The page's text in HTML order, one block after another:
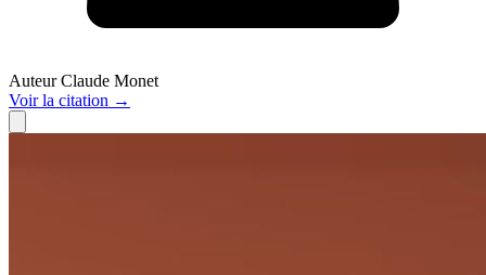
Auteur Claude Monet
Voirla citation →